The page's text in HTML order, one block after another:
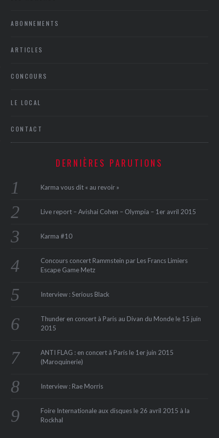
ABONNEMENTS
ARTICLES
CONCOURS
LE LOCAL
CONTACT
DERNIÈRES PARUTIONS
Karma vous dit « au revoir »
Live report – Avishai Cohen – Olympia – 1er avril 2015
Karma #10
Concours concert Rammstein par Les Francs Limiers
Escape Game Metz
Interview : Serious Black
Thunder en concert à Paris au Divan du Monde le 15 juin
2015
ANTI FLAG : en concert à Paris le 1er juin 2015
(Maroquinerie‏)
Interview : Rae Morris
Foire Internationale aux disques le 26 avril 2015 à la
Rockhal